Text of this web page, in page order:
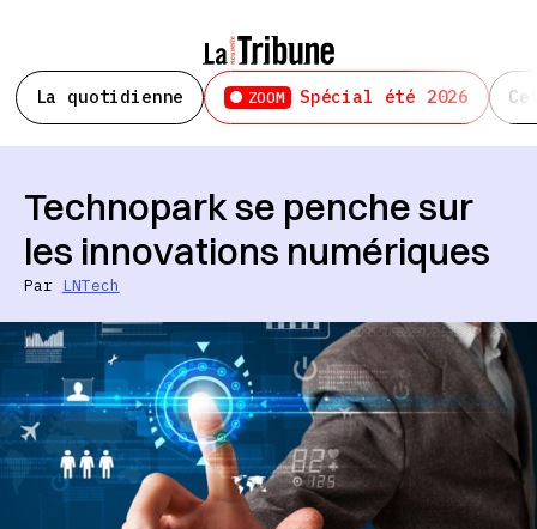
La quotidienne ZOOM Spécial été 2026
Technopark se penche sur
les innovations numériques
Par LNTech